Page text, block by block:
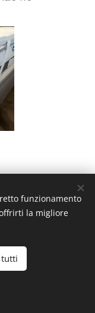
110 27049 Stradella
funzionamento
la migliore
tutti